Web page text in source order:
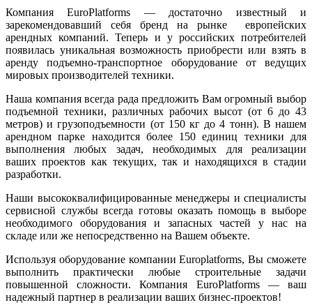
Компания EuroPlatforms — достаточно известный и
зарекомендовавший себя бренд на рынке европейских
арендных компаний. Теперь и у российских потребителей
появилась уникальная возможность приобрести или взять в
аренду подъемно-транспортное оборудование от ведущих
мировых производителей техники.
Наша компания всегда рада предложить Вам огромный выбор
подъемной техники, различных рабочих высот (от 6 до 43
метров) и грузоподъемности (от 150 кг до 4 тонн). В нашем
арендном парке находится более 150 единиц техники для
выполнения любых задач, необходимых для реализации
ваших проектов как текущих, так и находящихся в стадии
разработки.
Наши высококвалифицированные менеджеры и специалисты
сервисной службы всегда готовы оказать помощь в выборе
необходимого оборудования и запасных частей у нас на
складе или же непосредственно на Вашем объекте.
Используя оборудование компании Europlatforms, Вы сможете
выполнить практически любые строительные задачи
повышенной сложности. Компания EuroPlatforms — ваш
надежный партнер в реализации ваших бизнес-проектов!